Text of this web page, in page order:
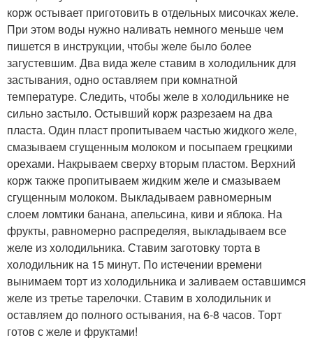
корж остывает приготовить в отдельных мисочках желе.
При этом воды нужно наливать немного меньше чем
пишется в инструкции, чтобы желе было более
загустевшим. Два вида желе ставим в холодильник для
застывания, одно оставляем при комнатной
температуре. Следить, чтобы желе в холодильнике не
сильно застыло. Остывший корж разрезаем на два
пласта. Один пласт пропитываем частью жидкого желе,
смазываем сгущенным молоком и посыпаем грецкими
орехами. Накрываем сверху вторым пластом. Верхний
корж также пропитываем жидким желе и смазываем
сгущенным молоком. Выкладываем равномерным
слоем ломтики банана, апельсина, киви и яблока. На
фрукты, равномерно распределяя, выкладываем все
желе из холодильника. Ставим заготовку торта в
холодильник на 15 минут. По истечении времени
вынимаем торт из холодильника и заливаем оставшимся
желе из третье тарелочки. Ставим в холодильник и
оставляем до полного остывания, на 6-8 часов. Торт
готов с желе и фруктами!